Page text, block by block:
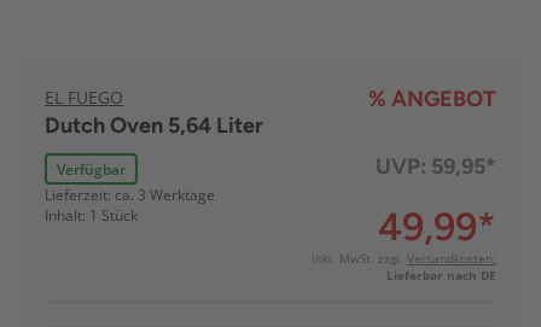
EL FUEGO
% ANGEBOT
Dutch Oven 5,64 Liter
Verfügbar
Lieferzeit: ca. 3 Werktage
Inhalt: 1 Stück
UVP: 59,95*
49,99*
inkl. MwSt. zzgl. Versandkosten:
Lieferbar nach DE